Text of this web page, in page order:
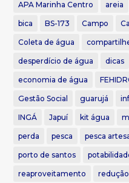
APA Marinha Centro areia
bica BS-173 Campo
Coleta de água
desperdício de água dicas
economia de água
Gestão Social guarujá
INGÁ Japuí kit água
perda pesca pesca
porto de santos
reaproveitamento redução